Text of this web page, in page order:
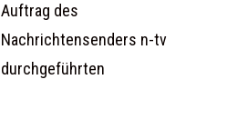
Auftrag des
Nachrichtensenders n-tv
durchgeführten